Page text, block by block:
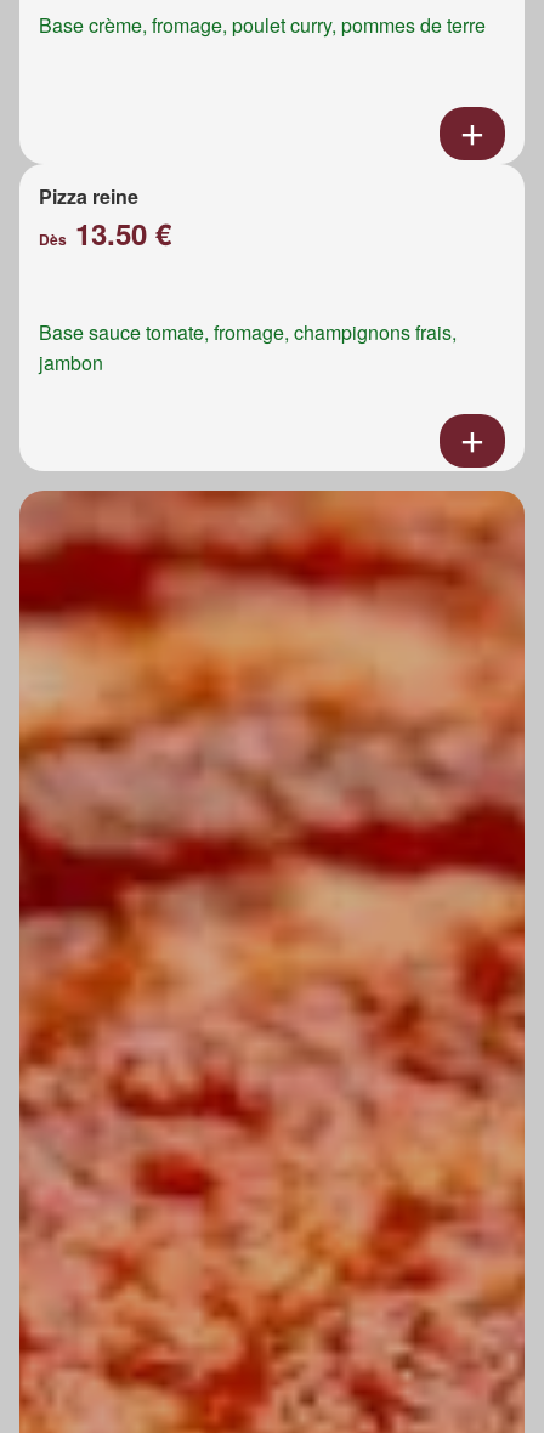
Base crème, fromage, poulet curry, pommes de terre
Pizza reine
Dès 13.50 €
Base sauce tomate, fromage, champignons frais,
jambon